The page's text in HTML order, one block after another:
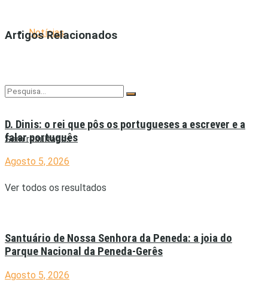
Notícias
Sem resultados
Ver todos os resultados
Artigos Relacionados
D. Dinis: o rei que pôs os portugueses a escrever e a
falar português
Agosto 5, 2026
Santuário de Nossa Senhora da Peneda: a joia do
Parque Nacional da Peneda-Gerês
Agosto 5, 2026